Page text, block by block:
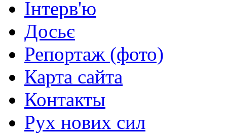
Інтерв'ю
Досьє
Репортаж (фото)
Карта сайта
Контакты
Рух нових сил